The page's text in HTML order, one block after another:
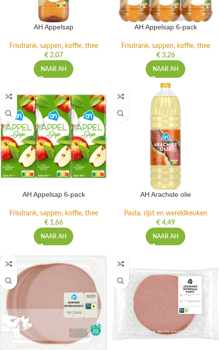
AH Appelsap
Frisdrank, sappen, koffie, thee
€2,07
NAAR AH
AH Appelsap 6-pack
Frisdrank, sappen, koffie, thee
€3,26
NAAR AH
AH Appelsap 6-pack
Frisdrank, sappen, koffie, thee
€1,66
NAAR AH
AH Arachide olie
Pasta, rijst en wereldkeuken
€4,49
NAAR AH